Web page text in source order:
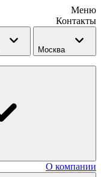
Меню
Контакты
Москва
О компании